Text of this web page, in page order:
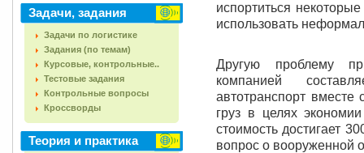
Задачи, задания
Задачи по логистике
Задания (по темам)
Курсовые, контрольные..
Тестовые задания
Контрольные вопросы
Кроссворды
Теория и практика
испортиться
использовать
Другую проблему
компанией
автотранспорт
груз в целях
стоимость достигает
вопрос о вооруженной